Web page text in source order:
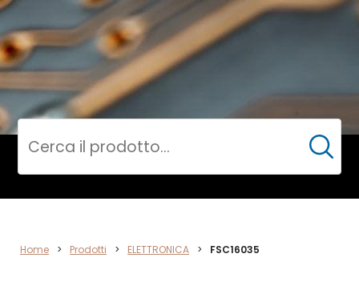
ELETTRONICA
Cerca
Home > Prodotti > ELETTRONICA > FSC16035